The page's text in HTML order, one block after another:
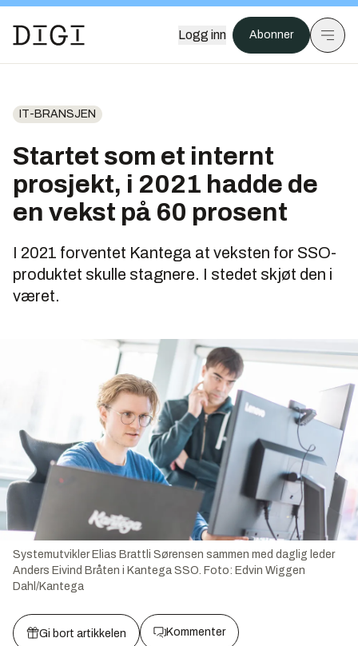
Logg inn Abonner
IT-BRANSJEN
Startet som et internt
prosjekt, i 2021 hadde de
en vekst på 60 prosent
I 2021 forventet Kantega at veksten for SSO-
produktet skulle stagnere. I stedet skjøt den i
været.
Systemutvikler Elias Brattli Sørensen sammen med daglig leder
Anders Eivind Bråten i Kantega SSO. Foto: Edvin Wiggen
Dahl/Kantega
Gi bort artikkelen Kommenter